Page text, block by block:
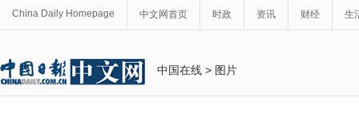
China Daily Homepage 中文网首页 时政 资讯 财经 生
中国在线 > 图片